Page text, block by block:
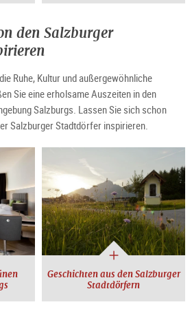
den Salzburger
Ruhe, Kultur und außergewöhnliche
Sie eine erholsame Auszeiten in den
Salzburgs. Lassen Sie sich schon
Salzburger Stadtdörfer inspirieren.
Geschichten aus den Salzburger
Stadtdörfern